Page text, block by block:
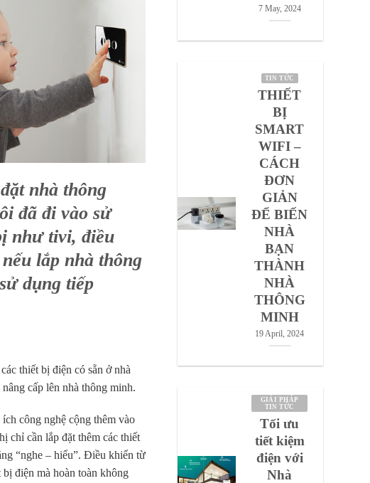
nhà thông
đã đi vào sử
như tivi, điều
lắp nhà thông
dụng tiếp
thiết bị điện có sẵn ở nhà
cấp lên nhà thông minh.
công nghệ cộng thêm vào
chỉ cần lắp đặt thêm các thiết
“nghe – hiểu”. Điều khiển từ
điện mà hoàn toàn không
7 May, 2024
TIN TỨC
THIẾT
BỊ
SMART
WIFI –
CÁCH
ĐƠN
GIẢN
ĐỂ BIẾN
NHÀ
BẠN
THÀNH
NHÀ
THÔNG
MINH
19 April, 2024
GIẢI PHÁP
TIN TỨC
Tối ưu
tiết kiệm
điện với
Nhà